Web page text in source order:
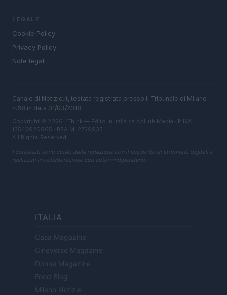
LEGALE
Cookie Policy
Privacy Policy
Note legali
Canale di Notizie.it, testata registrata presso il Tribunale di Milano
n.68 in data 01/03/2018
Copyright © 2026 · Think — Edito in Italia da AdHub Media · P.IVA
13542920965 · REA MI 2729933
All Rights Reserved
I contenuti sono curati dalla redazione con il supporto di strumenti digitali e
realizzati in collaborazione con autori indipendenti.
ITALIA
Casa Magazine
Cineverse Magazine
Donne Magazine
Food Blog
Milano Notizie